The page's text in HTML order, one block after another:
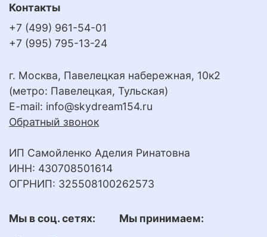
Контакты
+7 (499) 961-54-01
+7 (995) 795-13-24
г. Москва, Павелецкая набережная, 10к2
(метро: Павелецкая, Тульская)
E-mail: info@skydream154.ru
Обратный звонок
ИП Самойленко Аделия Ринатовна
ИНН: 430708501614
ОГРНИП: 325508100262573
Мы в соц. сетях: Мы принимаем: